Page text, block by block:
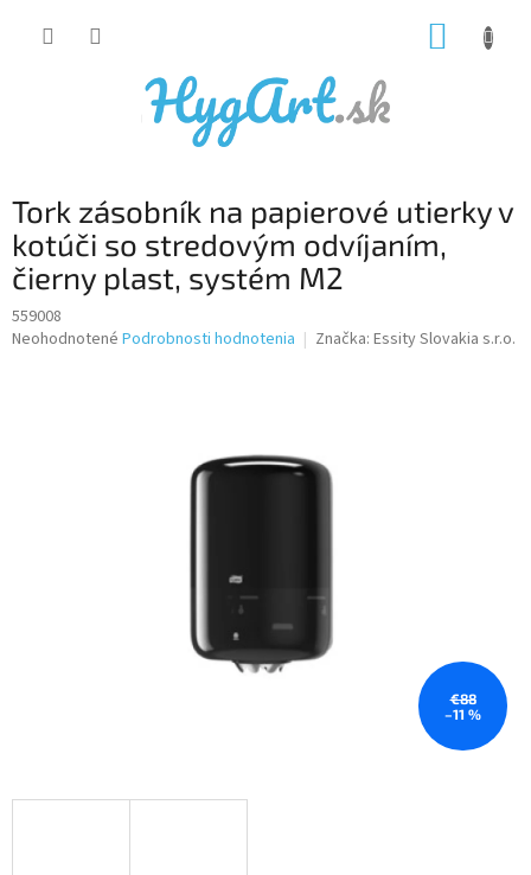
Tork zásobník na papierové utierky v
kotúči so stredovým odvíjaním,
čierny plast, systém M2
559008
Priemerné
Neohodnotené Podrobnosti hodnotenia Značka: Essity Slovakia s.r.o.
€88
–11 %